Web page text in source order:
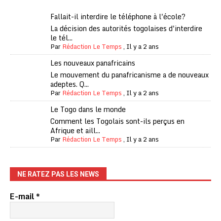
Fallait-il interdire le téléphone à l'école?
La décision des autorités togolaises d'interdire
le tél...
ParRédaction Le Temps, Il y a 2 ans
Les nouveaux panafricains
Le mouvement du panafricanisme a de nouveaux
adeptes. Q...
ParRédaction Le Temps, Il y a 2 ans
Le Togo dans le monde
Comment les Togolais sont-ils perçus en
Afrique et aill...
ParRédaction Le Temps, Il y a 2 ans
NE RATEZ PAS LES NEWS
E-mail*